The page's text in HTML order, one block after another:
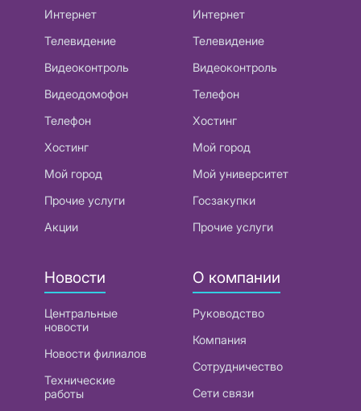
Интернет
Телевидение
Видеоконтроль
Видеодомофон
Телефон
Хостинг
Мой город
Прочие услуги
Акции
Интернет
Телевидение
Видеоконтроль
Телефон
Хостинг
Мой город
Мой университет
Госзакупки
Прочие услуги
Новости
Центральные
новости
Новости филиалов
Технические
работы
О компании
Руководство
Компания
Сотрудничество
Сети связи